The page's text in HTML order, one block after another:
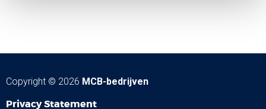
Copyright © 2026 MCB-bedrijven
Privacy Statement